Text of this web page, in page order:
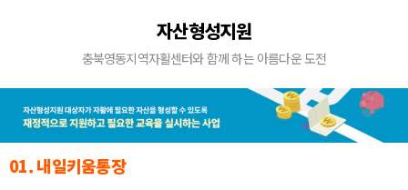
자산형성지원
충북영동지역자활센터와 함께 하는 아름다운 도전
01. 내일키움통장